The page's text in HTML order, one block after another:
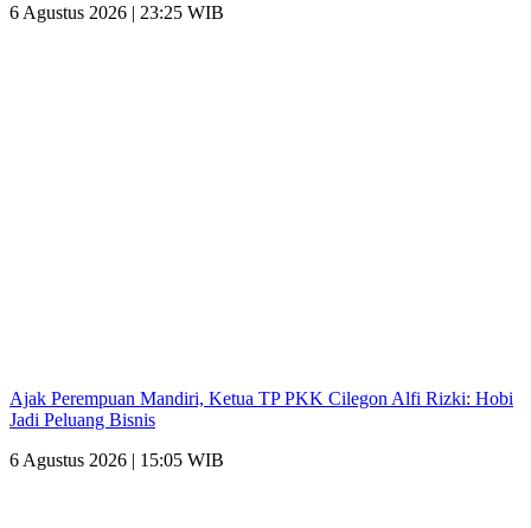
6 Agustus 2026 | 23:25 WIB
Ajak Perempuan Mandiri, Ketua TP PKK Cilegon Alfi Rizki: Hobi
Jadi Peluang Bisnis
6 Agustus 2026 | 15:05 WIB